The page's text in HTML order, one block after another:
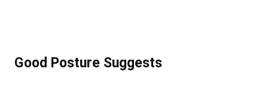
Good Pоѕturе Suggеѕtѕ